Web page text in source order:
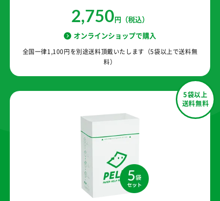
2,750 円（税込）
オンラインショップで購入
全国一律1,100円を別途送料頂戴いたします（5袋以上で送料無
料）
5袋以上
送料無料